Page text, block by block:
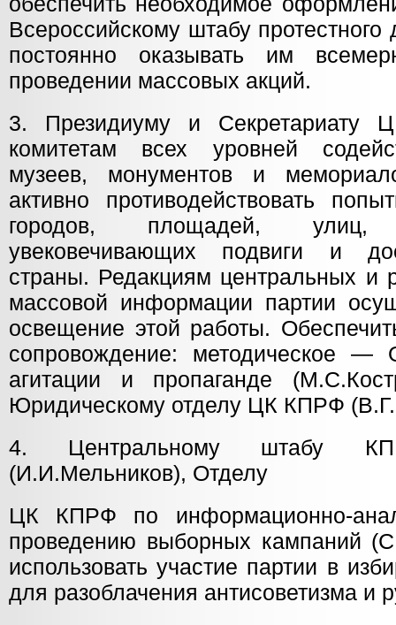
Всероссийскому штабу
постоянно оказывать им
проведении массовых акций.
3. Президиуму и Секретариату
комитетам всех уровней
музеев, монументов и
активно противодействовать
городов, площадей,
увековечивающих подвиги и
страны. Редакциям центральных и
массовой информации партии
освещение этой работы.
сопровождение: методическое
агитации и пропаганде
Юридическому отделу ЦК КПРФ
4. Центральному штабу
(И.И.Мельников), Отделу
ЦК КПРФ по информационно-
проведению выборных кампаний
использовать участие партии в
для разоблачения антисоветизма и